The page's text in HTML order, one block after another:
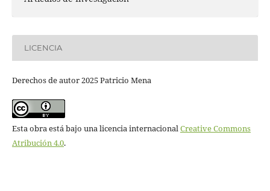
LICENCIA
Derechos de autor 2025 Patricio Mena
Esta obra está bajo una licencia internacionalCreative Commons
Atribución 4.0.